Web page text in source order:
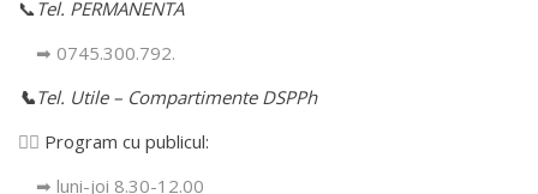
📞 Tel. PERMANENTA
➡ 0745.300.792.
📞Tel. Utile – Compartimente DSPPh
👩‍⚕️ Program cu publicul:
➡ luni-joi 8.30-12.00